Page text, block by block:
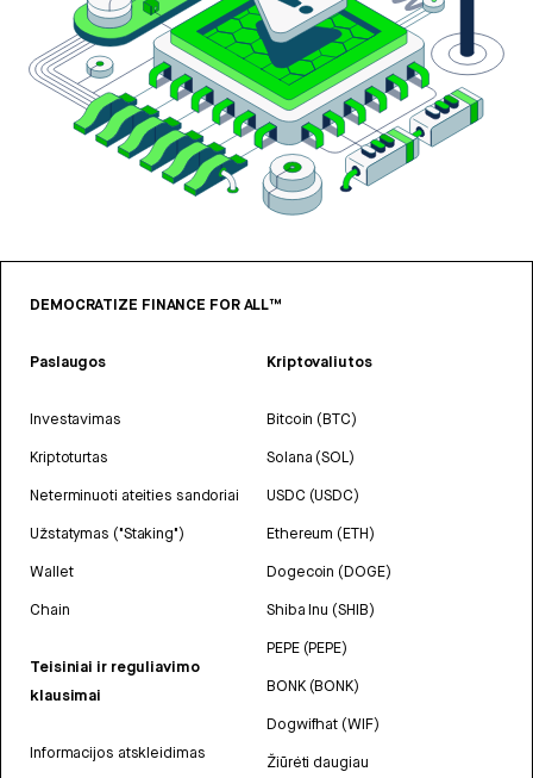
DEMOCRATIZE FINANCE FOR ALL™
Paslaugos
Investavimas
Kriptoturtas
Neterminuoti ateities sandoriai
Užstatymas ("Staking")
Wallet
Chain
Teisiniai ir reguliavimo
klausimai
Informacijos atskleidimas
Kriptovaliutos
Bitcoin (BTC)
Solana (SOL)
USDC (USDC)
Ethereum (ETH)
Dogecoin (DOGE)
Shiba Inu (SHIB)
PEPE (PEPE)
BONK (BONK)
Dogwifhat (WIF)
Žiūrėti daugiau